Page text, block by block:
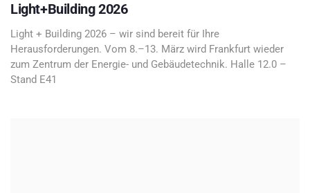
Light+Building 2026
Light + Building 2026 – wir sind bereit für Ihre
Herausforderungen. Vom 8.–13. März wird Frankfurt wieder
zum Zentrum der Energie- und Gebäudetechnik. Halle 12.0 –
Stand E41